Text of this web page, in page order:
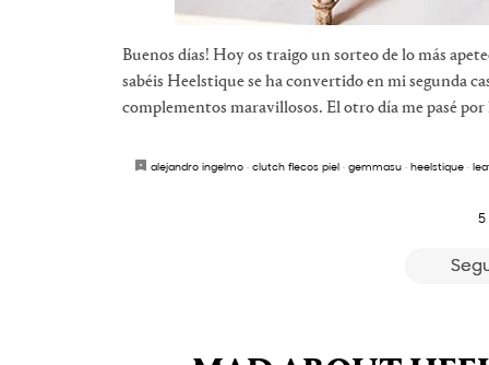
Buenos días! Hoy os traigo un sorteo de lo más
sabéis Heelstique se ha convertido en mi segunda
complementos maravillosos. El otro día me pasé
alejandro ingelmo· clutch flecos piel· gemmasu· heelstique·
5